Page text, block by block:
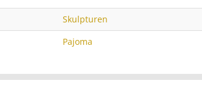
Skulpturen
Pajoma